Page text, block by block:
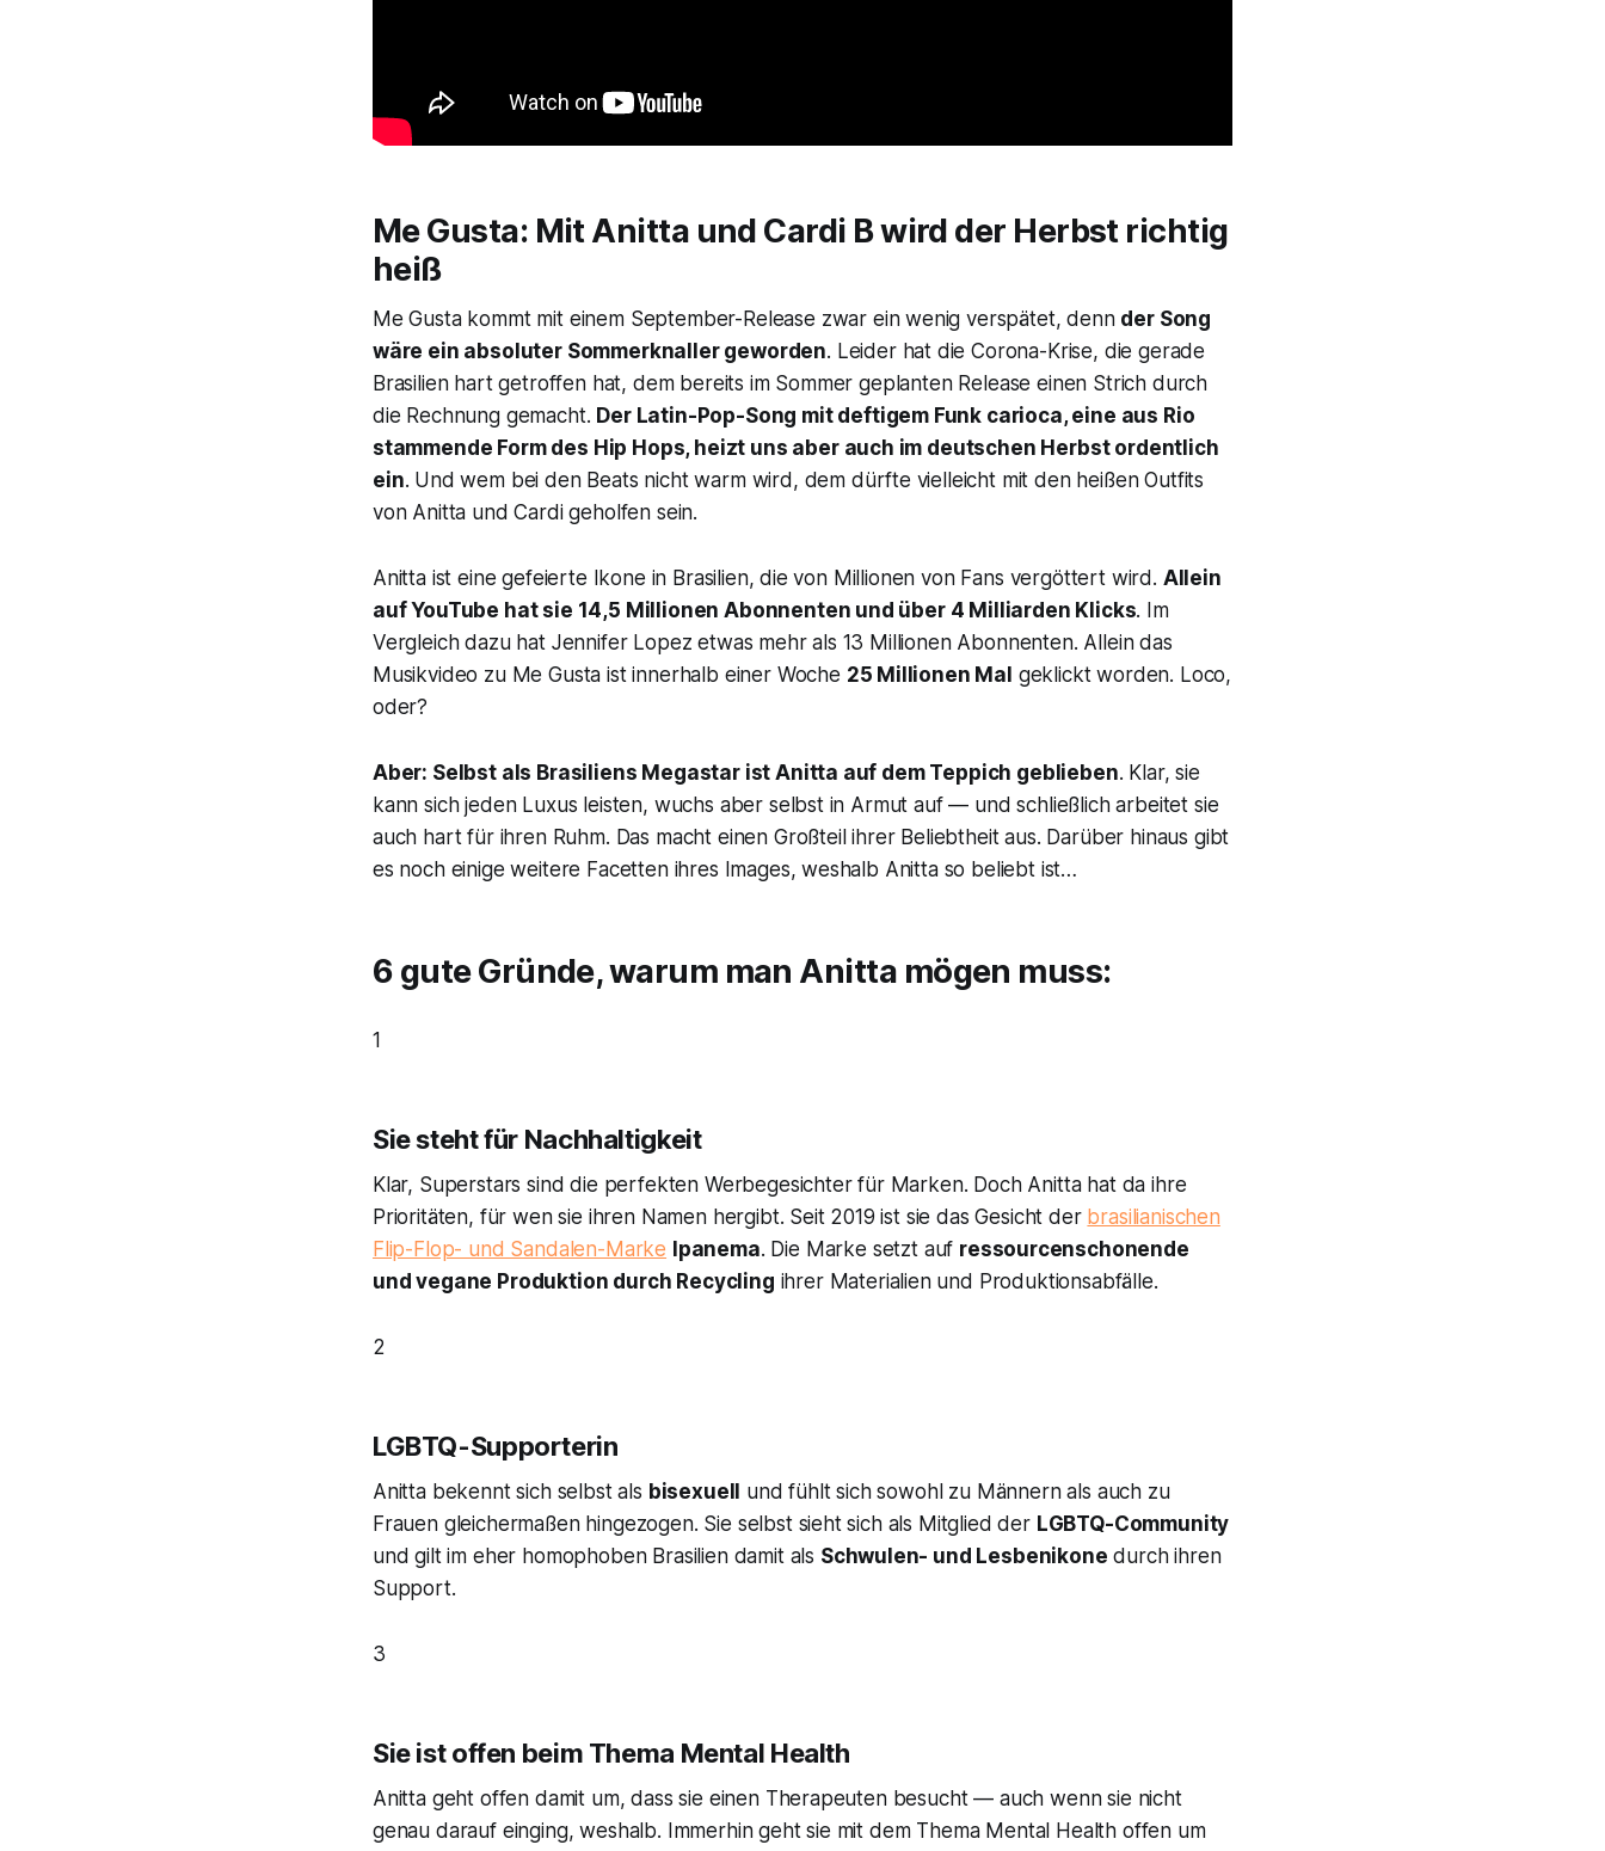
Me Gusta: Mit Anitta und Cardi B wird der Herbst richtig
heiß
Me Gustakommt mit einem September-Release zwar ein wenig verspätet, denn der Song
wäre ein absoluter Sommerknaller geworden. Leider hat die Corona-Krise, die gerade
Brasilien hart getroffen hat, dem bereits im Sommer geplanten Release einen Strich durch
die Rechnung gemacht. Der Latin-Pop-Song mit deftigem Funk carioca, eine aus Rio
stammende Form des Hip Hops, heizt uns aber auch im deutschen Herbst ordentlich
ein. Und wem bei den Beats nicht warm wird, dem dürfte vielleicht mit den heißen Outfits
von Anitta und Cardi geholfen sein.
Anitta ist eine gefeierte Ikone in Brasilien, die von Millionen von Fans vergöttert wird. Allein
auf YouTube hat sie 14,5 Millionen Abonnenten und über 4 Milliarden Klicks. Im
Vergleich dazu hat Jennifer Lopez etwas mehr als 13 Millionen Abonnenten. Allein das
Musikvideo zu Me Gusta ist innerhalb einer Woche 25 Millionen Mal geklickt worden. Loco,
oder?
Aber: Selbst als Brasiliens Megastar ist Anitta auf dem Teppich geblieben. Klar, sie
kann sich jeden Luxus leisten, wuchs aber selbst in Armut auf — und schließlich arbeitet sie
auch hart für ihren Ruhm. Das macht einen Großteil ihrer Beliebtheit aus. Darüber hinaus gibt
es noch einige weitere Facetten ihres Images, weshalb Anitta so beliebt ist…
6 gute Gründe, warum man Anitta mögen muss:
1
Sie steht für Nachhaltigkeit
Klar, Superstars sind die perfekten Werbegesichter für Marken. Doch Anitta hat da ihre
Prioritäten, für wen sie ihren Namen hergibt. Seit 2019 ist sie das Gesicht der brasilianischen
Flip-Flop- und Sandalen-Marke Ipanema. Die Marke setzt auf ressourcenschonende
und vegane Produktion durch Recycling ihrer Materialien und Produktionsabfälle.
2
LGBTQ-Supporterin
Anitta bekennt sich selbst als bisexuell und fühlt sich sowohl zu Männern als auch zu
Frauen gleichermaßen hingezogen. Sie selbst sieht sich als Mitglied der LGBTQ-Community
und gilt im eher homophoben Brasilien damit als Schwulen- und Lesbenikone durch ihren
Support.
3
Sie ist offen beim Thema Mental Health
Anitta geht offen damit um, dass sie einen Therapeuten besucht — auch wenn sie nicht
genau darauf einging, weshalb. Immerhin geht sie mit dem Thema Mental Health offen um